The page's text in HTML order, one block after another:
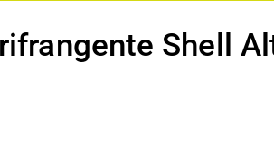
Shell